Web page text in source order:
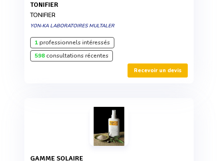
TONIFIER
TONIFIER
YON-KA LABORATOIRES MULTALER
1professionnels intéressés
598consultations récentes
Recevoir un devis
GAMME SOLAIRE